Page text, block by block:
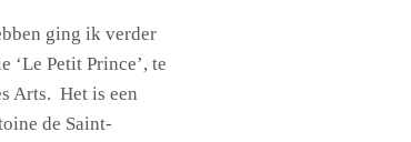
ging ik verder
‘Le Petit Prince’, te
Arts. Het is een
de Saint-